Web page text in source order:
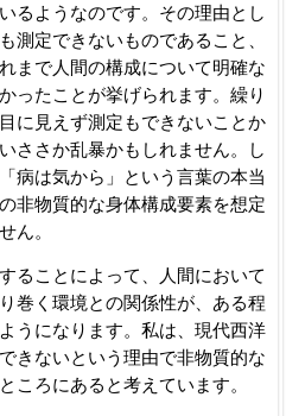
るようなのです。その理由とし
測定できないものであること、
まで人間の構成について明確な
ったことが挙げられます。繰り
に見えず測定もできないことか
ささか乱暴かもしれません。し
病は気から」という言葉の本当
非物質的な身体構成要素を想定
ん。
ることによって、人間において
巻く環境との関係性が、ある程
うになります。私は、現代西洋
きないという理由で非物質的な
ころにあると考えています。